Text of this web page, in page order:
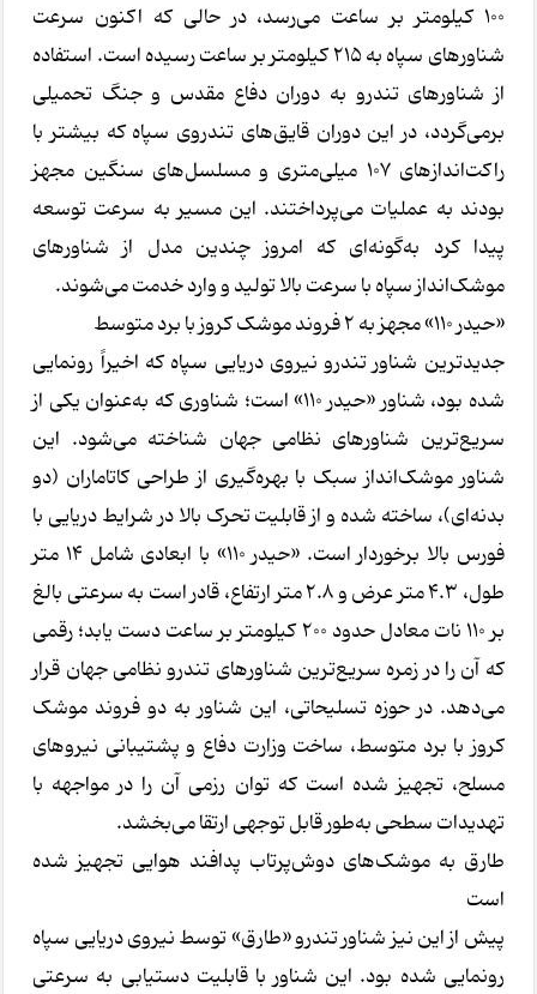
۱۰۰ کیلومتر بر ساعت می‌رسد، در حالی که اکنون سرعت
شناورهای سپاه به ۲۱۵ کیلومتر بر ساعت رسیده است. استفاده
از شناورهای تندرو به دوران دفاع مقدس و جنگ تحمیلی
برمی‌گردد، در این دوران قایق‌های تندروی سپاه که بیشتر با
راکت‌اندازهای ۱۰۷ میلی‌متری و مسلسل‌های سنگین مجهز
بودند به عملیات می‌پرداختند. این مسیر به سرعت توسعه
پیدا کرد به‌گونه‌ای که امروز چندین مدل از شناورهای
موشک‌انداز سپاه با سرعت بالا تولید و وارد خدمت می‌شوند.
«حیدر ۱۱۰» مجهز به ۲ فروند موشک کروز با برد متوسط
جدیدترین شناور تندرو نیروی دریایی سپاه که اخیراً رونمایی
شده بود، شناور «حیدر ۱۱۰» است؛ شناوری که به‌عنوان یکی از
سریع‌ترین شناورهای نظامی جهان شناخته می‌شود. این
شناور موشک‌انداز سبک با بهره‌گیری از طراحی کاتاماران (دو
بدنه‌ای)، ساخته شده و از قابلیت تحرک بالا در شرایط دریایی با
فورس بالا برخوردار است. «حیدر ۱۱۰» با ابعادی شامل ۱۴ متر
طول، ۴.۳ متر عرض و ۲.۸ متر ارتفاع، قادر است به سرعتی بالغ
بر ۱۱۰ نات معادل حدود ۲۰۰ کیلومتر بر ساعت دست یابد؛ رقمی
که آن را در زمره سریع‌ترین شناورهای تندرو نظامی جهان قرار
می‌دهد. در حوزه تسلیحاتی، این شناور به دو فروند موشک
کروز با برد متوسط، ساخت وزارت دفاع و پشتیبانی نیروهای
مسلح، تجهیز شده است که توان رزمی آن را در مواجهه با
تهدیدات سطحی به‌طور قابل توجهی ارتقا می‌بخشد.
طارق به موشک‌های دوش‌پرتاب پدافند هوایی تجهیز شده
است
پیش از این نیز شناور تندرو «طارق» توسط نیروی دریایی سپاه
رونمایی شده بود. این شناور با قابلیت دستیابی به سرعتی